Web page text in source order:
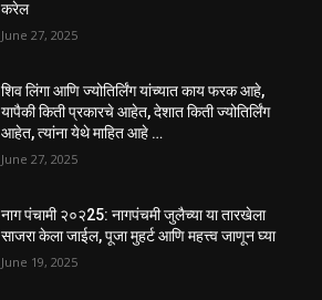
करेल
June 27, 2025
शिव लिंगा आणि ज्योतिर्लिंग यांच्यात काय फरक आहे,
यापैकी किती प्रकारचे आहेत, देशात किती ज्योतिर्लिंग
आहेत, त्यांना येथे माहित आहे …
June 27, 2025
नाग पंचामी २०२25: नागपंचमी जुलैच्या या तारखेला
साजरा केला जाईल, पूजा मुहर्ट आणि महत्त्व जाणून घ्या
June 19, 2025